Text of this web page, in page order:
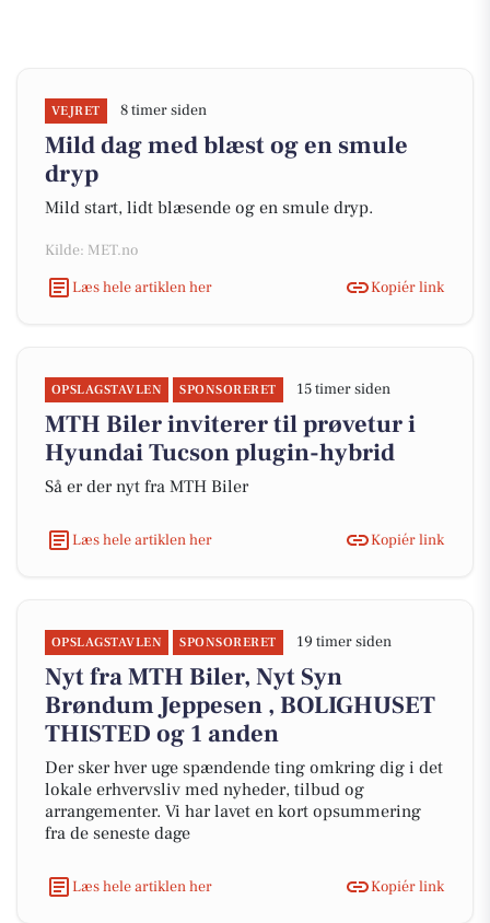
VEJRET 8 timer siden
Mild dag med blæst og en smule
dryp
Mild start, lidt blæsende og en smule dryp.
Kilde: MET.no
Læs hele artiklen her
Kopiér link
OPSLAGSTAVLEN SPONSORERET 15 timer siden
MTH Biler inviterer til prøvetur i
Hyundai Tucson plugin-hybrid
Så er der nyt fra MTH Biler
Læs hele artiklen her Kopiér link
OPSLAGSTAVLEN SPONSORERET 19 timer siden
Nyt fra MTH Biler, Nyt Syn
Brøndum Jeppesen , BOLIGHUSET
THISTED og 1 anden
Der sker hver uge spændende ting omkring dig i det
lokale erhvervsliv med nyheder, tilbud og
arrangementer. Vi har lavet en kort opsummering
fra de seneste dage
Læs hele artiklen her Kopiér link